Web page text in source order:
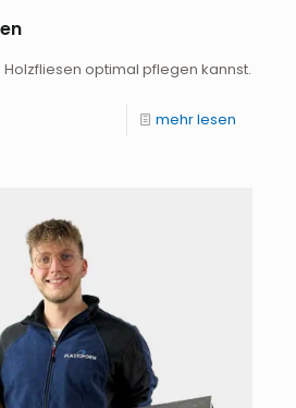
optimal pflegen kannst.
mehr lesen